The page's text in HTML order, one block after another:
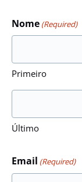
Nome (Required)
Primeiro
Último
Email (Required)